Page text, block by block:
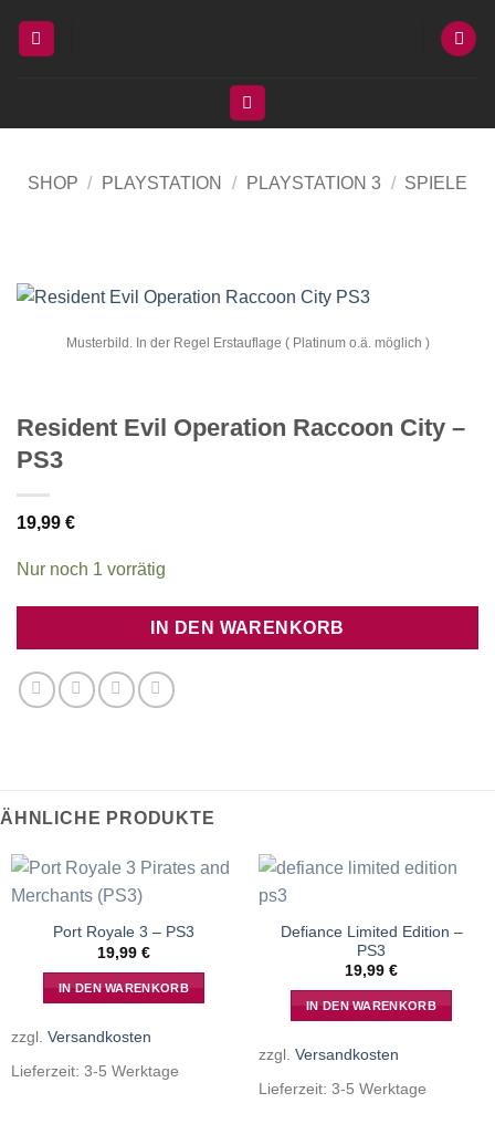
Inhalt
SHOP / PLAYSTATION / PLAYSTATION 3 / SPIELE
Musterbild. In der Regel Erstauflage ( Platinum o.ä. möglich )
Resident Evil Operation Raccoon City –
PS3
19,99 €
Nur noch 1 vorrätig
IN DEN WARENKORB
ÄHNLICHE PRODUKTE
Port Royale 3 – PS3
19,99 €
IN DEN WARENKORB
zzgl. Versandkosten
Lieferzeit: 3-5 Werktage
Defiance Limited Edition –
PS3
19,99 €
IN DEN WARENKORB
zzgl. Versandkosten
Lieferzeit: 3-5 Werktage